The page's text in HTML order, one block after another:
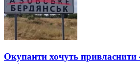
Окупанти хочуть